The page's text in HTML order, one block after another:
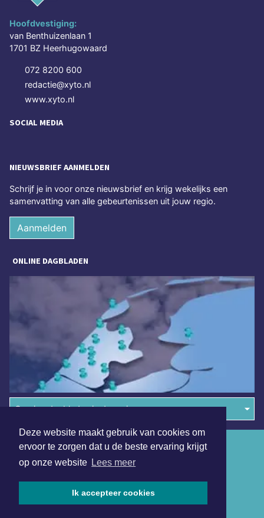
Deze website maakt gebruik van cookies om
ervoor te zorgen dat u de beste ervaring krijgt
op onze website Lees meer
Ik accepteer cookies
Hoofdvestiging:
van Benthuizenlaan 1
1701 BZ Heerhugowaard
072 8200 600
redactie@xyto.nl
www.xyto.nl
SOCIAL MEDIA
NIEUWSBRIEF AANMELDEN
Schrijf je in voor onze nieuwsbrief en krijg wekelijks een
samenvatting van alle gebeurtenissen uit jouw regio.
Aanmelden
ONLINE DAGBLADEN
Overige dagbladen in de regio
Algemene voorwaarden
Disclaimer